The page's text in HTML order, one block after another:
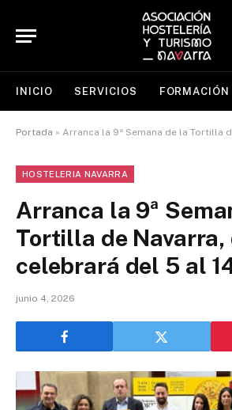
INICIO SERVICIOS FORMACIÓN
Portada » Arranca la 9ª Semana de la Tortilla de Navarra, que
HOSTELERIA NAVARRA
Arranca la 9ª
Tortilla de Navarra,
celebrará del 5 al
junio 4, 2026